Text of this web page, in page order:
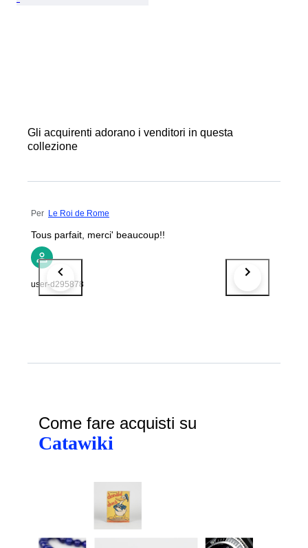
Gli acquirenti adorano i venditori in questa
collezione
Per Le Roi de Rome
Tous parfait, merci' beaucoup!!
user-d295878
Come fare acquisti su
Catawiki